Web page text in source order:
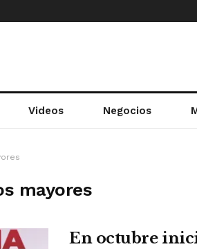
Videos Negocios
mayores
En octubre